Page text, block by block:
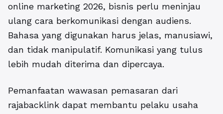
online marketing 2026, bisnis perlu meninjau
ulang cara berkomunikasi dengan audiens.
Bahasa yang digunakan harus jelas, manusiawi,
dan tidak manipulatif. Komunikasi yang tulus
lebih mudah diterima dan dipercaya.
Pemanfaatan wawasan pemasaran dari
rajabacklink dapat membantu pelaku usaha